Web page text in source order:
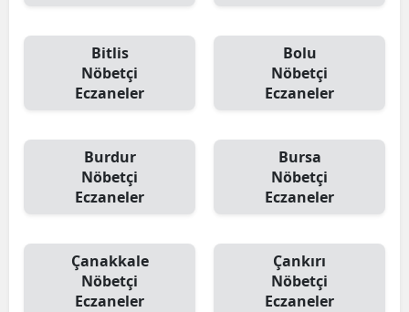
Bitlis
Nöbetçi
Eczaneler
Bolu
Nöbetçi
Eczaneler
Burdur
Nöbetçi
Eczaneler
Bursa
Nöbetçi
Eczaneler
Çanakkale
Nöbetçi
Eczaneler
Çankırı
Nöbetçi
Eczaneler